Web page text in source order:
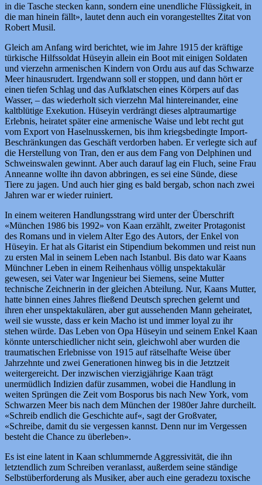
in die Tasche stecken kann, sondern eine unendliche Flüssigkeit, in
die man hinein fällt», lautet denn auch ein vorangestelltes Zitat von
Robert Musil.
Gleich am Anfang wird berichtet, wie im Jahre 1915 der kräftige
türkische Hilfssoldat Hüseyin allein ein Boot mit einigen Soldaten
und vierzehn armenischen Kindern von Ordu aus auf das Schwarze
Meer hinausrudert. Irgendwann soll er stoppen, und dann hört er
einen tiefen Schlag und das Aufklatschen eines Körpers auf das
Wasser, – das wiederholt sich vierzehn Mal hintereinander, eine
kaltblütige Exekution. Hüseyin verdrängt dieses alptraumartige
Erlebnis, heiratet später eine armenische Waise und lebt recht gut
vom Export von Haselnusskernen, bis ihm kriegsbedingte Import-
Beschränkungen das Geschäft verdorben haben. Er verlegte sich auf
die Herstellung von Tran, den er aus dem Fang von Delphinen und
Schweinswalen gewinnt. Aber auch darauf lag ein Fluch, seine Frau
Anneanne wollte ihn davon abbringen, es sei eine Sünde, diese
Tiere zu jagen. Und auch hier ging es bald bergab, schon nach zwei
Jahren war er wieder ruiniert.
In einem weiteren Handlungsstrang wird unter der Überschrift
«München 1986 bis 1992» von Kaan erzählt, zweiter Protagonist
des Romans und in vielem Alter Ego des Autors, der Enkel von
Hüseyin. Er hat als Gitarist ein Stipendium bekommen und reist nun
zu ersten Mal in seinem Leben nach Istanbul. Bis dato war Kaans
Münchner Leben in einem Reihenhaus völlig unspektakulär
gewesen, sei Vater war Ingenieur bei Siemens, seine Mutter
technische Zeichnerin in der gleichen Abteilung. Nur, Kaans Mutter,
hatte binnen eines Jahres fließend Deutsch sprechen gelernt und
ihren eher unspektakulären, aber gut aussehenden Mann geheiratet,
weil sie wusste, dass er kein Macho ist und immer loyal zu ihr
stehen würde. Das Leben von Opa Hüseyin und seinem Enkel Kaan
könnte unterschiedlicher nicht sein, gleichwohl aber wurden die
traumatischen Erlebnisse von 1915 auf rätselhafte Weise über
Jahrzehnte und zwei Generationen hinweg bis in die Jetztzeit
weitergereicht. Der inzwischen vierzigjährige Kaan trägt
unermüdlich Indizien dafür zusammen, wobei die Handlung in
weiten Sprüngen die Zeit vom Bosporus bis nach New York, vom
Schwarzen Meer bis nach dem München der 1980er Jahre durcheilt.
«Schreib endlich die Geschichte auf«, sagt der Großvater,
«Schreibe, damit du sie vergessen kannst. Denn nur im Vergessen
besteht die Chance zu überleben».
Es ist eine latent in Kaan schlummernde Aggressivität, die ihn
letztendlich zum Schreiben veranlasst, außerdem seine ständige
Selbstüberforderung als Musiker, aber auch eine geradezu toxische